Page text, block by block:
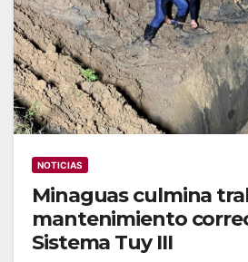
NOTICIAS
Minaguas culmina
mantenimiento
Sistema Tuy III